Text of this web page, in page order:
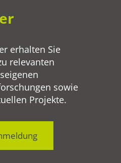
erhalten Sie
relevanten
sowie
Projekte.